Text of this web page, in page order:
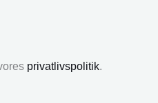
privatlivspolitik.